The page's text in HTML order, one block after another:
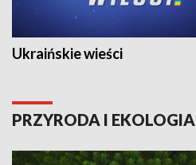
Ukraińskie wieści
PRZYRODA I EKOLOGIA